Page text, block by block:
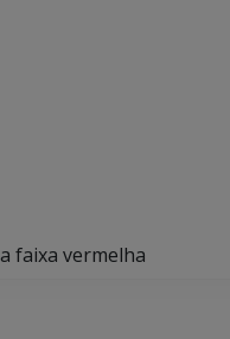
faixa vermelha